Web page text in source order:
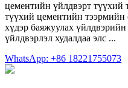
цементийн үйлдвэрт
түүхий цементийн тээрмийн
хүдэр баяжуулах
үйлдвэрлэл худалдаа элс ...
WhatsApp: +86 18221755073